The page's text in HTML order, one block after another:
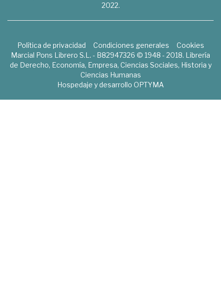
2022.
Política de privacidad Condiciones generales
Cookies
Marcial Pons Librero S.L. - B82947326 © 1948 - 2018. Librería
de Derecho, Economía, Empresa, Ciencias Sociales, Historia y
Ciencias Humanas
Hospedaje y desarrollo OPTYMA